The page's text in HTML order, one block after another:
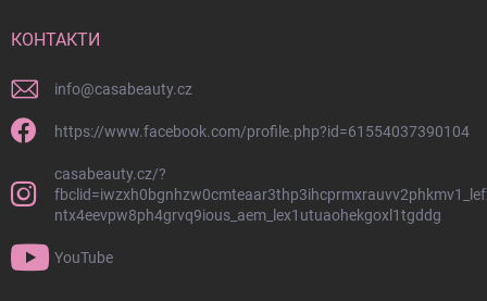
КОНТАКТИ
info@casabeauty.cz
https://www.facebook.com/profile.php?id=61554037390104
casabeauty.cz/?
ntx4eevpw8ph4grvq9ious_aem_lex1utuaohekgoxl1tgddg
YouTube